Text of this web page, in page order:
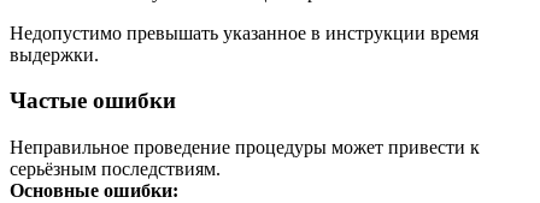
Недопустимо превышать указанное в инструкции время
выдержки.
Частые ошибки
Неправильное проведение процедуры может привести к
серьёзным последствиям.
Основные ошибки: